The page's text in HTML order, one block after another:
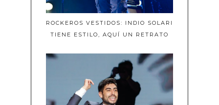
ROCKEROS VESTIDOS: INDIO SOLARI
TIENE ESTILO, AQUÍ UN RETRATO